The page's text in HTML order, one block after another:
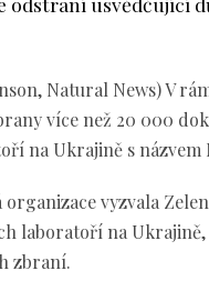
Natural News) V
více než 20 000
na Ukrajině s názvem
vyzvala
laboratoří na
zbraní.